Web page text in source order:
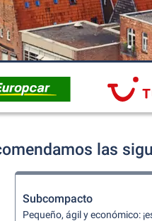
las
Subcompacto
Pequeño, ágil y económico: